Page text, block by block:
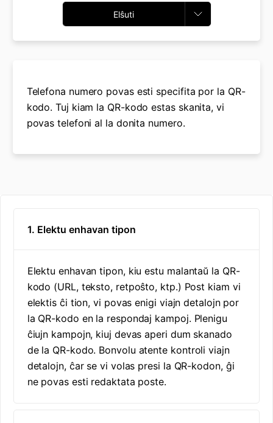
Elŝuti
Telefona numero povas esti specifita por la QR-
kodo. Tuj kiam la QR-kodo estas skanita, vi
povas telefoni al la donita numero.
1. Elektu enhavan tipon
Elektu enhavan tipon, kiu estu malantaŭ la QR-
kodo (URL, teksto, retpoŝto, ktp.) Post kiam vi
elektis ĉi tion, vi povas enigi viajn detalojn por
la QR-kodo en la respondaj kampoj. Plenigu
ĉiujn kampojn, kiuj devas aperi dum skanado
de la QR-kodo. Bonvolu atente kontroli viajn
detalojn, ĉar se vi volas presi la QR-kodon, ĝi
ne povas esti redaktata poste.